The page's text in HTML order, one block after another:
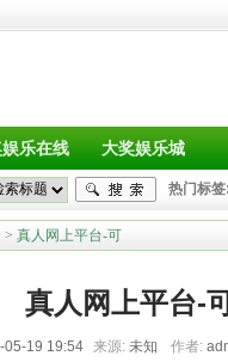
乐在线 大奖娱乐城
热门标
> 真人网上平台-可
真人网上平台-
05-19 19:54 来源: 未知 作者: